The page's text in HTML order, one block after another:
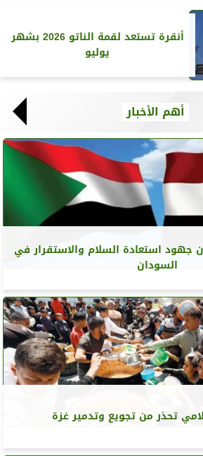
أنقرة تستعد لقمة الناتو 2026 بشهر
يوليو
أهم الأخبار
جهود استعادة السلام والاستقرار في
السودان
تحذر من تجويع وتدمير غزة